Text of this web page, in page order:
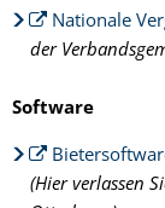
Nationale
der
Software
(Hier verlassen